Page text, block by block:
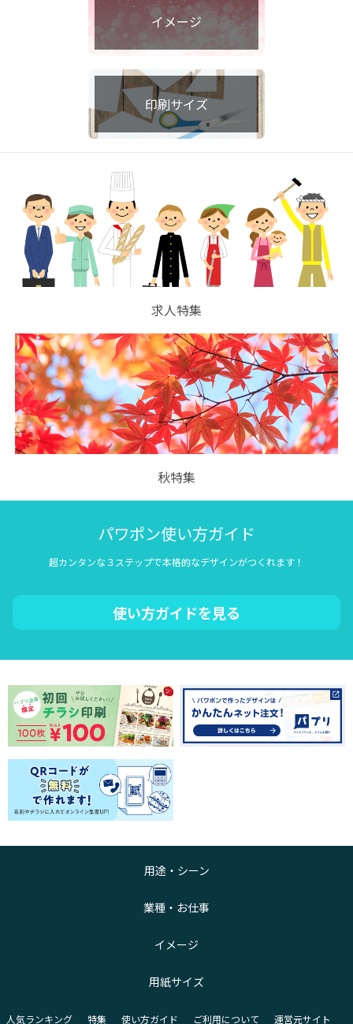
イメージ
印刷サイズ
求人特集
秋特集
パワポン使い方ガイド
超カンタンな３ステップで本格的なデザインがつくれます！
使い方ガイドを見る
用途・シーン
業種・お仕事
イメージ
用紙サイズ
人気ランキング 特集 使い方ガイド ご利用について 運営元サイト